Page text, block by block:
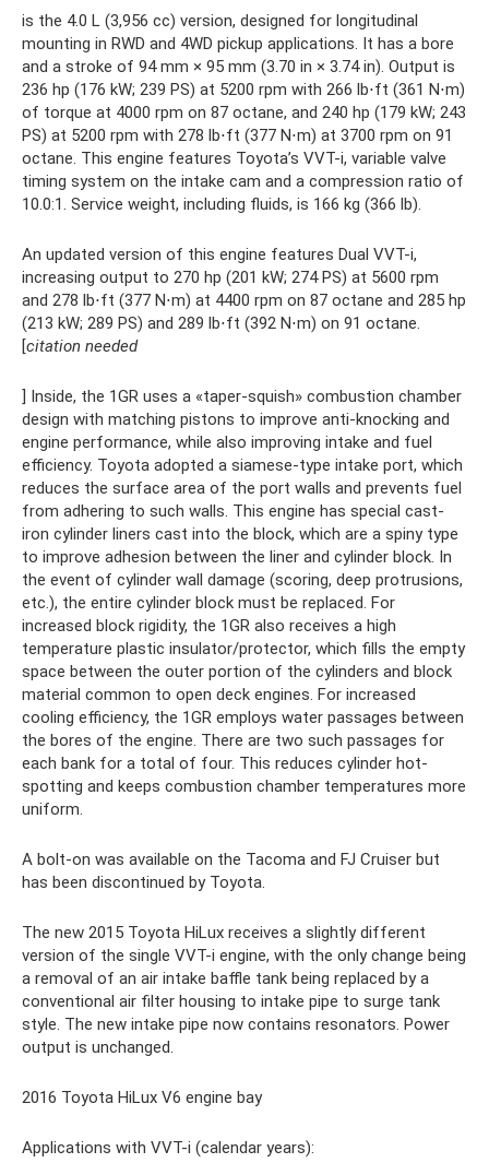
is the 4.0 L (3,956 cc) version, designed for longitudinal
mounting in RWD and 4WD pickup applications. It has a bore
and a stroke of 94 mm × 95 mm (3.70 in × 3.74 in). Output is
236 hp (176 kW; 239 PS) at 5200 rpm with 266 lb⋅ft (361 N⋅m)
of torque at 4000 rpm on 87 octane, and 240 hp (179 kW; 243
PS) at 5200 rpm with 278 lb⋅ft (377 N⋅m) at 3700 rpm on 91
octane. This engine features Toyota’s VVT-i, variable valve
timing system on the intake cam and a compression ratio of
10.0:1. Service weight, including fluids, is 166 kg (366 lb).
An updated version of this engine features Dual VVT-i,
increasing output to 270 hp (201 kW; 274 PS) at 5600 rpm
and 278 lb⋅ft (377 N⋅m) at 4400 rpm on 87 octane and 285 hp
(213 kW; 289 PS) and 289 lb⋅ft (392 N⋅m) on 91 octane.
[citation needed
] Inside, the 1GR uses a «taper-squish» combustion chamber
design with matching pistons to improve anti-knocking and
engine performance, while also improving intake and fuel
efficiency. Toyota adopted a siamese-type intake port, which
reduces the surface area of the port walls and prevents fuel
from adhering to such walls. This engine has special cast-
iron cylinder liners cast into the block, which are a spiny type
to improve adhesion between the liner and cylinder block. In
the event of cylinder wall damage (scoring, deep protrusions,
etc.), the entire cylinder block must be replaced. For
increased block rigidity, the 1GR also receives a high
temperature plastic insulator/protector, which fills the empty
space between the outer portion of the cylinders and block
material common to open deck engines. For increased
cooling efficiency, the 1GR employs water passages between
the bores of the engine. There are two such passages for
each bank for a total of four. This reduces cylinder hot-
spotting and keeps combustion chamber temperatures more
uniform.
A bolt-on was available on the Tacoma and FJ Cruiser but
has been discontinued by Toyota.
The new 2015 Toyota HiLux receives a slightly different
version of the single VVT-i engine, with the only change being
a removal of an air intake baffle tank being replaced by a
conventional air filter housing to intake pipe to surge tank
style. The new intake pipe now contains resonators. Power
output is unchanged.
2016 Toyota HiLux V6 engine bay
Applications with VVT-i (calendar years):